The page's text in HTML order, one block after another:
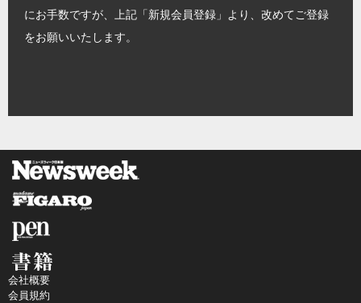
にお手数ですが、上記「新規会員登録」より、改めてご登録
をお願いいたします。
会社概要
会員規約